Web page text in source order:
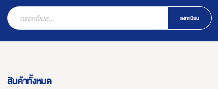
ลงทะเบียน
สินค้าทั้งหมด